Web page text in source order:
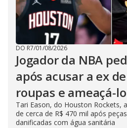
DO R7/01/08/2026
Jogador da NBA
após acusar a ex
roupas e ameaçá-
Tari Eason, do Houston Rockets,
de cerca de R$ 470 mil após
danificadas com água sanitária